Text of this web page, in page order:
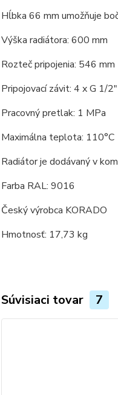
Hĺbka 66 mm umožňuje
Výška radiátora: 600 mm
Rozteč pripojenia: 546 mm
Pripojovací závit: 4 x G 1/
Pracovný pretlak: 1 MPa
Maximálna teplota: 110°C
Radiátor je dodávaný v
Farba RAL: 9016
Český výrobca KORADO
Hmotnosť: 17,73 kg
Súvisiaci tovar 7